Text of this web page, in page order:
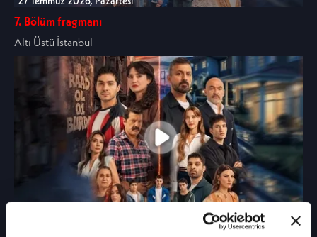
7. Bölüm fragmanı
Altı Üstü İstanbul